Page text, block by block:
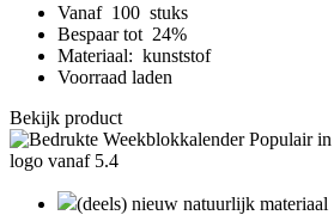
Vanaf 100 stuks
Bespaar tot 24%
Materiaal: kunststof
Voorraad laden
Bekijk product
(deels) nieuw natuurlijk materiaal